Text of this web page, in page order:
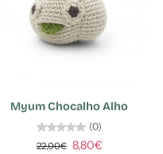
Myum Chocalho Alho
(0)
22,00€ 8,80€